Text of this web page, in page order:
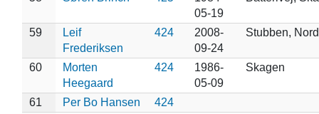
05-19
59
Leif
Frederiksen
424
2008-
09-24
Stubben,
60
Morten
Heegaard
424
1986-
05-09
Skagen
61 Per Bo Hansen
424